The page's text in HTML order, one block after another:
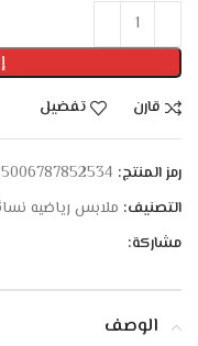
قارن
تفضيل
رمز المنتج:
التصنيف: ملابس رياضيه
مشاركة:
الوصف